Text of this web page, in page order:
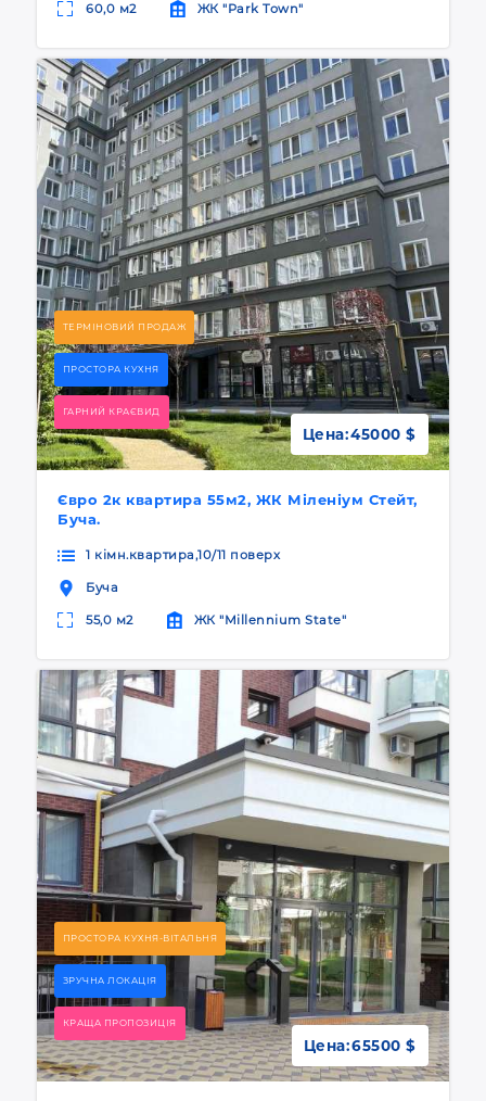
60,0 м2 ЖК "Park Town"
ТЕРМІНОВИЙ ПРОДАЖ
ПРОСТОРА КУХНЯ
ГАРНИЙ КРАЄВИД
Євро 2к квартира 55м2, ЖК Міленіум Стейт,
Буча.
Цена:45000 $
1 кімн.квартира,10/11 поверх
Буча
55,0 м2 ЖК "Millennium State"
ПРОСТОРА КУХНЯ-ВІТАЛЬНЯ
ЗРУЧНА ЛОКАЦІЯ
КРАЩА ПРОПОЗИЦІЯ
Цена:65500 $